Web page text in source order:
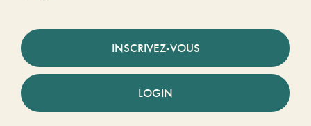
INSCRIVEZ-VOUS
LOGIN